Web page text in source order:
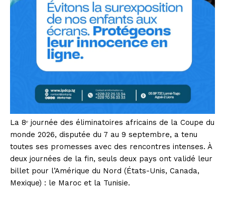
La 8ᵉ journée des éliminatoires africains de la Coupe du
monde 2026, disputée du 7 au 9 septembre, a tenu
toutes ses promesses avec des rencontres intenses. À
deux journées de la fin, seuls deux pays ont validé leur
billet pour l’Amérique du Nord (États-Unis, Canada,
Mexique) : le Maroc et la Tunisie.